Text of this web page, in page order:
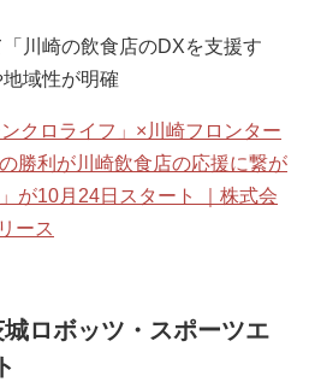
川崎の飲食店のDXを支援す
域性が明確
クロライフ」×川崎フロンター
勝利が川崎飲食店の応援に繋が
が10月24日スタート ｜株式会
ース
ロボッツ・スポーツエ